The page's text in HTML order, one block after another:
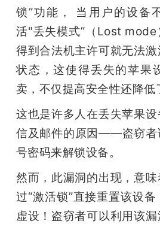
爱
搞
机
锁”功能， 当用户的设备
活"丢失模式”（Lost mode
得到合法机主许可就无法
状态，这使得丢失的苹果
卖，不仅提高安全性还降低
这也是许多人在丢失苹果
信及邮件的原因——盗窃者
号密码来解锁设备。
然而，此漏洞的出现，意
过“激活锁”直接重置该设
虚设！盗窃者可以利用该